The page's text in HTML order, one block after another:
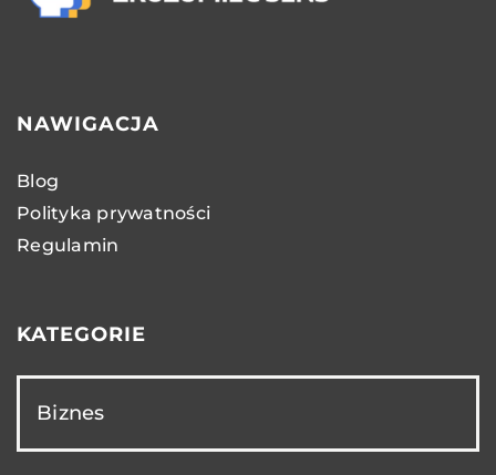
NAWIGACJA
Blog
Polityka prywatności
Regulamin
KATEGORIE
Biznes